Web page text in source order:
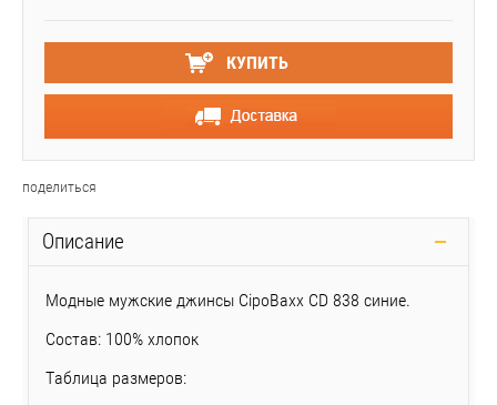
КУПИТЬ
поделиться
Описание
Модные мужские джинсы CipoBaxx CD 838 синие.
Состав: 100% хлопок
Таблица размеров: